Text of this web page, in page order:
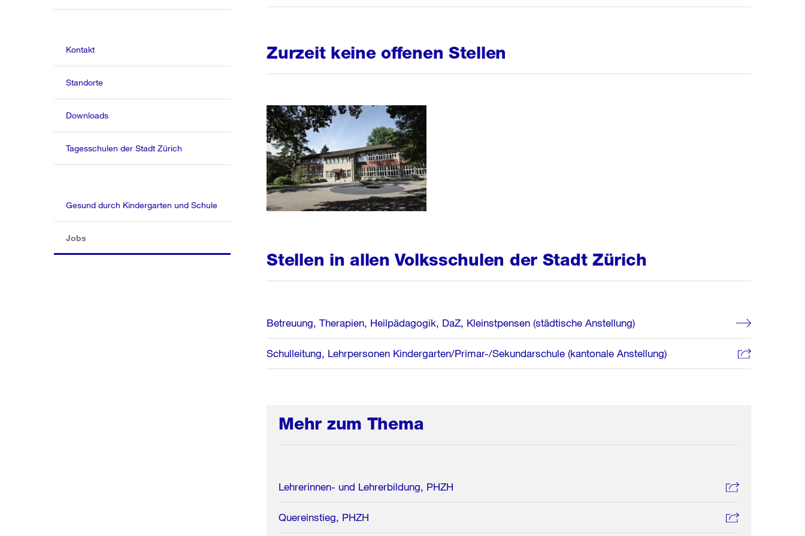
Zurzeit keine offenen Stellen
Stellen in allen Volksschulen der Stadt Zürich
Betreuung, Therapien, Heilpädagogik, DaZ, Kleinstpensen (städtische Anstellung)
Schulleitung, Lehrpersonen Kindergarten/Primar-/Sekundarschule (kantonale Anstellung)
Mehr zum Thema
Lehrerinnen- und Lehrerbildung, PHZH
Quereinstieg, PHZH
Kontakt
Standorte
Downloads
Tagesschulen der Stadt Zürich
Gesund durch Kindergarten und Schule
Jobs